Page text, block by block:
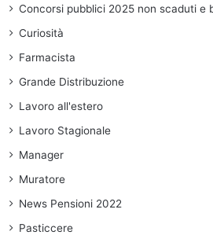
Concorsi pubblici 2025 non scaduti e
Curiosità
Farmacista
Grande Distribuzione
Lavoro all'estero
Lavoro Stagionale
Manager
Muratore
News Pensioni 2022
Pasticcere